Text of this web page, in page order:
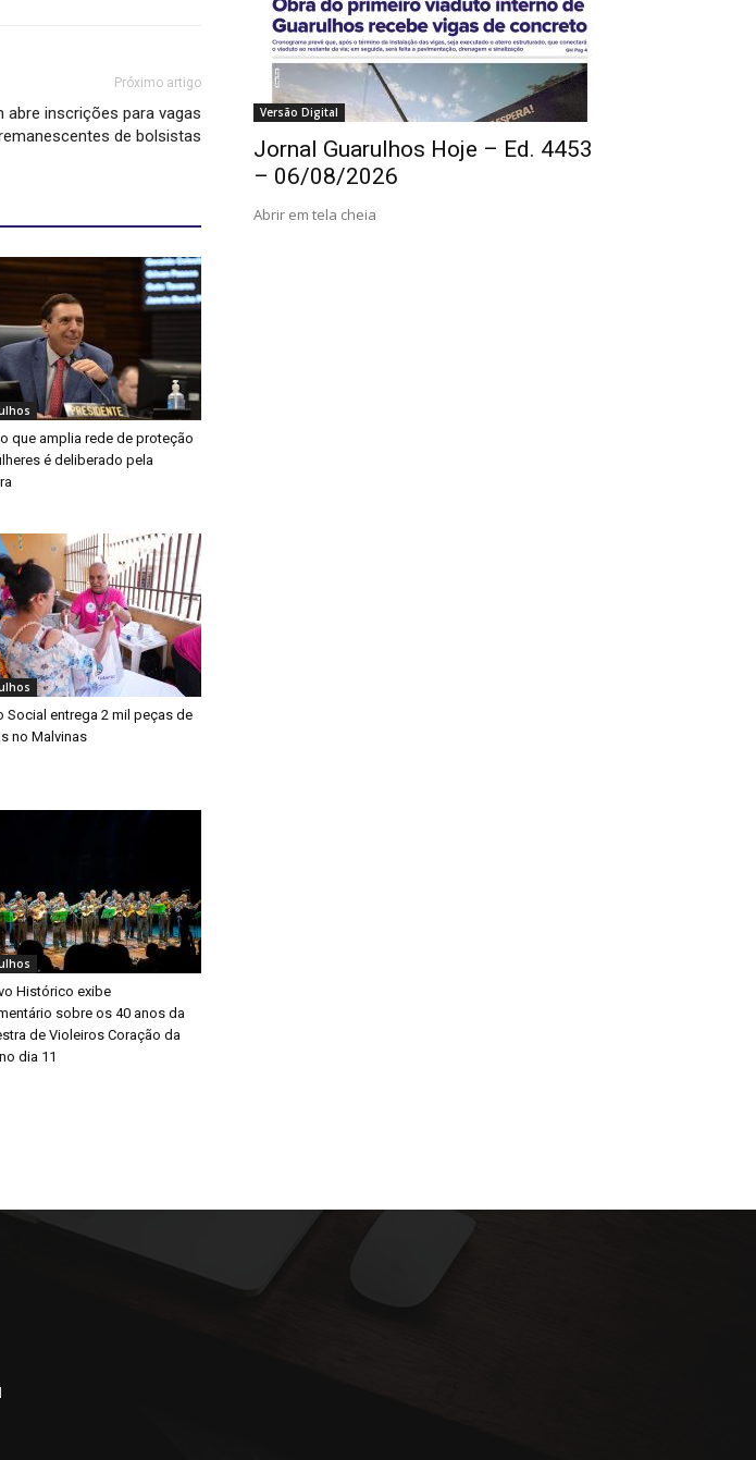
Próximo artigo
abre inscrições para vagas
de bolsistas
que amplia rede de proteção
é deliberado pela
Social entrega 2 mil peças de
no Malvinas
Histórico exibe
sobre os 40 anos da
de Violeiros Coração da
dia 11
Versão Digital
Jornal Guarulhos Hoje – Ed. 4453
– 06/08/2026
Abrir em tela cheia